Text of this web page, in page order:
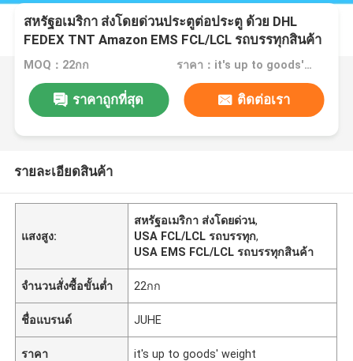
สหรัฐอเมริกา ส่งโดยด่วนประตูต่อประตู ด้วย DHL
FEDEX TNT Amazon EMS FCL/LCL รถบรรทุกสินค้า
MOQ：22กก ราคา：it's up to goods' weight
ราคาถูกที่สุด ติดต่อเรา
รายละเอียดสินค้า
แสงสูง:
สหรัฐอเมริกา ส่งโดยด่วน,
USA FCL/LCL รถบรรทุก,
USA EMS FCL/LCL รถบรรทุกสินค้า
จำนวนสั่งซื้อขั้นต่ำ 22กก
ชื่อแบรนด์ JUHE
ราคา it's up to goods' weight